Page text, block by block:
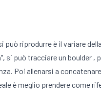
riprodurre è il variare
può tracciare un boulder
Poi allenarsi a
è meglio prendere come